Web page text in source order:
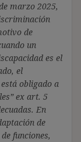
marzo 2025,
de
un
es el
el
obligado a
ex art. 5
En
de
funciones,